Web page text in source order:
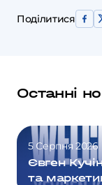
Поділитися
Останні
5 Серпня 2026
Євген
та